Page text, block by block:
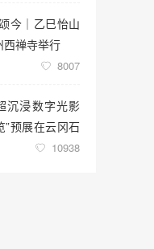
今｜乙巳怡山
西禅寺举行
8007
沉浸数字光影
”预展在云冈石
10938